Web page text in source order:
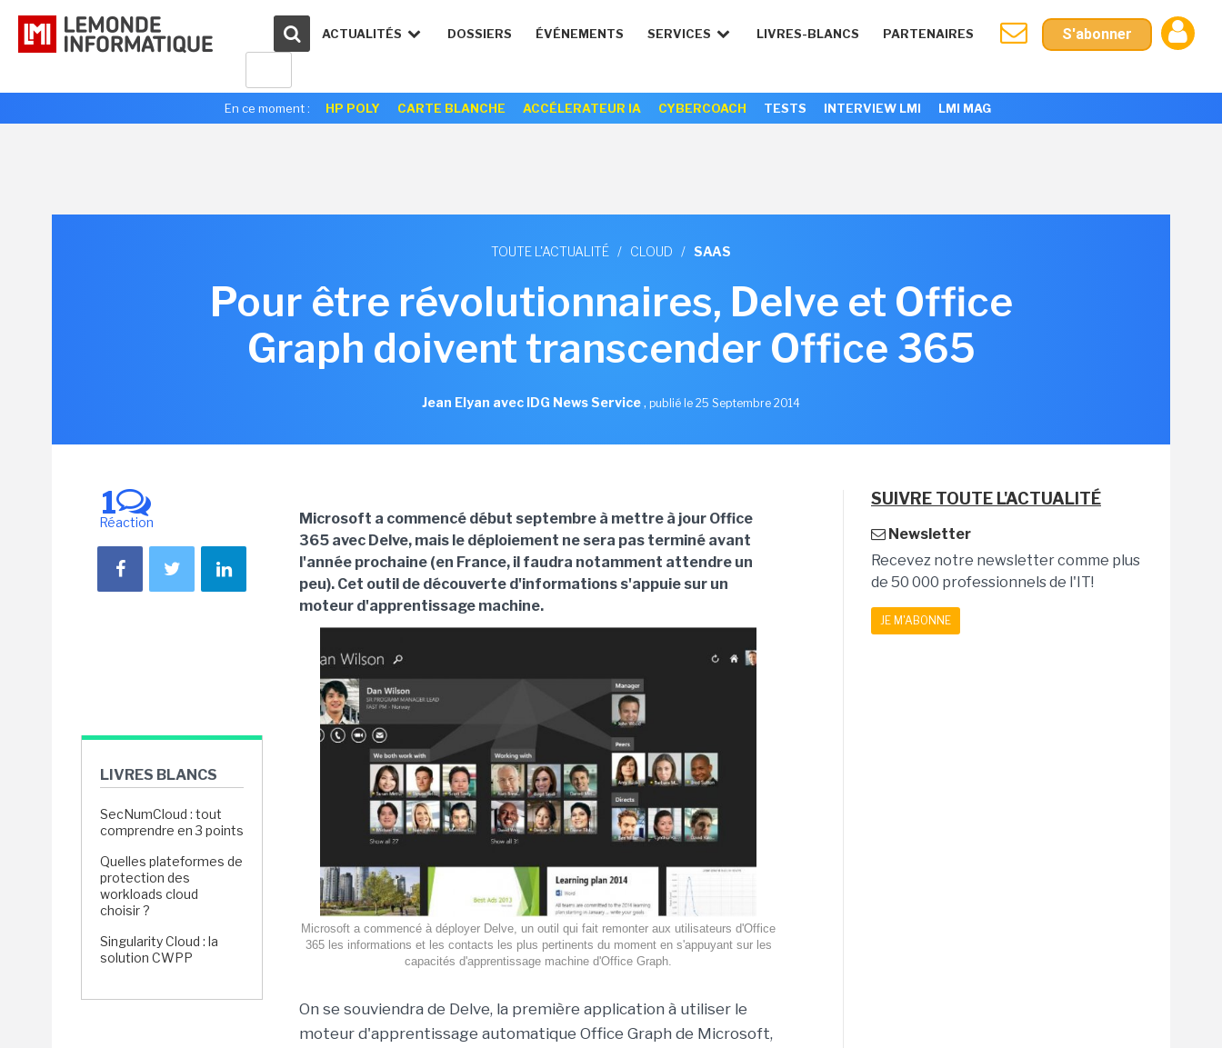
ACTUALITÉS DOSSIERS ÉVÉNEMENTS SERVICES LIVRES-BLANCS PARTENAIRES S'abonner
En ce moment : HP POLY CARTE BLANCHE ACCÉLERATEUR IA CYBERCOACH TESTS INTERVIEW LMI LMI MAG
TOUTE L'ACTUALITÉ / CLOUD / SAAS
Pour être révolutionnaires, Delve et Office
Graph doivent transcender Office 365
Jean Elyan avec IDG News Service, publié le 25 Septembre 2014
1
Réaction
LIVRES BLANCS
SecNumCloud : tout
comprendre en 3 points
Quelles plateformes de
protection des
workloads cloud
choisir ?
Singularity Cloud : la
solution CWPP
Microsoft a commencé début septembre à mettre à jour Office
365 avec Delve, mais le déploiement ne sera pas terminé avant
l'année prochaine (en France, il faudra notamment attendre un
peu). Cet outil de découverte d'informations s'appuie sur un
moteur d'apprentissage machine.
Microsoft a commencé à déployer Delve, un outil qui fait remonter aux utilisateurs d'Office
365 les informations et les contacts les plus pertinents du moment en s'appuyant sur les
capacités d'apprentissage machine d'Office Graph.
On se souviendra de Delve, la première application à utiliser le
moteur d'apprentissage automatique Office Graph de Microsoft,
SUIVRE TOUTE L'ACTUALITÉ
Newsletter
Recevez notre newsletter comme plus
de 50 000 professionnels de l'IT!
JE M'ABONNE